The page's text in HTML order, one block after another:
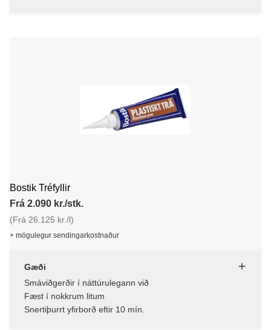
Bostik Tréfyllir
Frá 2.090 kr./stk.
(Frá 26.125 kr./l)
+ mögulegur sendingarkostnaður
Gæði
Smáviðgerðir í náttúrulegann við
Fæst í nokkrum litum
Snertiþurrt yfirborð eftir 10 mín.